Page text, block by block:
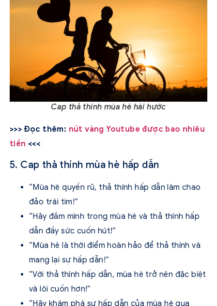
Cap thả thính mùa hè hài hước
>>> Đọc thêm: nút vàng Youtube được bao nhiêu
tiền <<<
5. Cap thả thính mùa hè hấp dẫn
“Mùa hè quyến rũ, thả thính hấp dẫn làm chao
đảo trái tim!”
“Hãy đắm mình trong mùa hè và thả thính hấp
dẫn đầy sức cuốn hút!”
“Mùa hè là thời điểm hoàn hảo để thả thính và
mang lại sự hấp dẫn!”
“Với thả thính hấp dẫn, mùa hè trở nên đặc biệt
và lôi cuốn hơn!”
“Hãy khám phá sự hấp dẫn của mùa hè qua